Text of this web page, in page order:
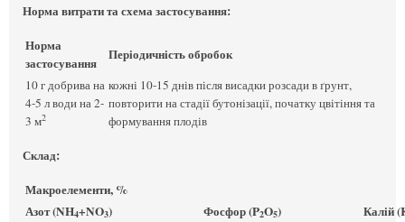
Норма витрати та схема застосування:
Норма
застосування
Періодичність обробок
10 г добрива на
4-5 л води на 2-
3 м2
кожні 10-15 днів після висадки розсади в ґрунт,
повторити на стадії бутонізації, початку цвітіння та
формування плодів
Склад:
Макроелементи, %
Азот (NH4+NO3) Фосфор (P2O5) Калій